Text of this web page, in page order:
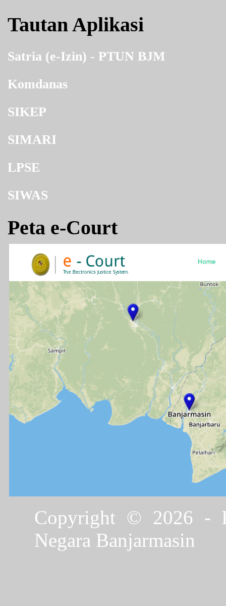
Tautan Aplikasi
Satria (e-Izin) - PTUN BJM
Komdanas
SIKEP
SIMARI
LPSE
SIWAS
Peta e-Court
Copyright © 2026 -
Negara Banjarmasin